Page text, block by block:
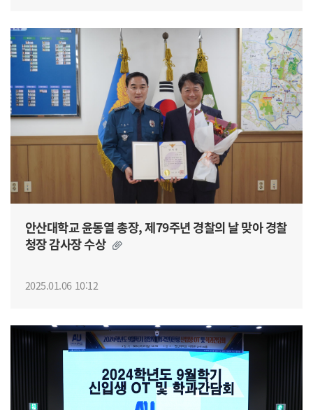
안산대학교 윤동열 총장, 제79주년 경찰의 날 맞아 경찰
청장 감사장 수상
2025.01.06 10:12